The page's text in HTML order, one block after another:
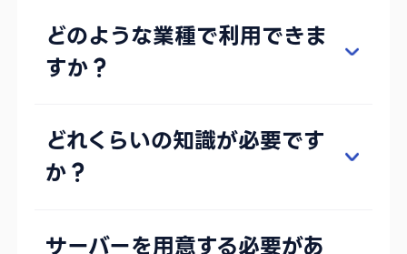
どのような業種で利用できま
すか？
どれくらいの知識が必要です
か？
サーバーを用意する必要があ